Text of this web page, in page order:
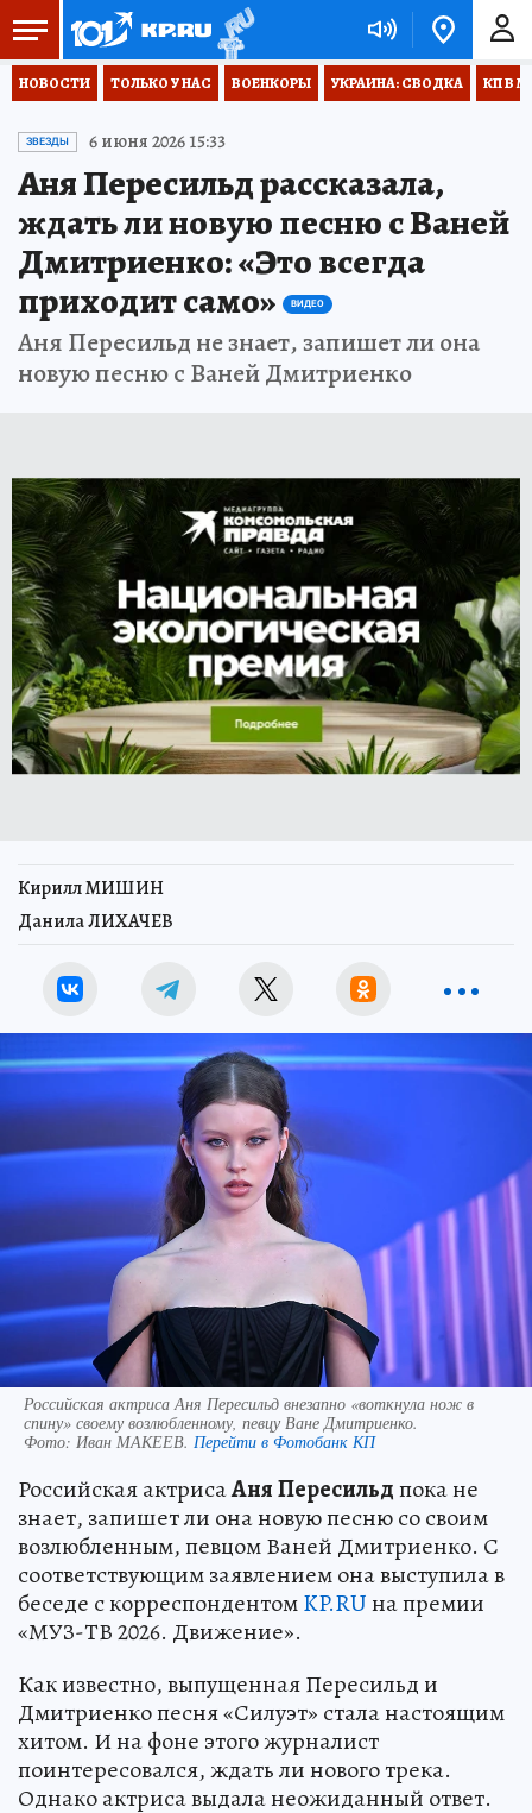
НОВОСТИ ТОЛЬКО У НАС ВОЕНКОРЫ УКРАИНА: СВОДКА КП В
ЗВЕЗДЫ 6 июня 2026 15:33
Аня Пересильд рассказала,
ждать ли новую песню с Ваней
Дмитриенко: «Это всегда
приходит само»
ВИДЕО
Аня Пересильд не знает, запишет ли она
новую песню с Ваней Дмитриенко
Кирилл МИШИН
Данила ЛИХАЧЕВ
Российская актриса Аня Пересильд внезапно «воткнула нож в
спину» своему возлюбленному, певцу Ване Дмитриенко.
Фото: Иван МАКЕЕВ. Перейти в Фотобанк КП
Российская актрисаАняПересильдпока не
знает, запишет ли она новую песню со своим
возлюбленным, певцом Ваней Дмитриенко. С
соответствующим заявлением она выступила в
беседе с корреспондентомKP.RUна премии
«МУЗ-ТВ 2026. Движение».
Как известно, выпущенная Пересильд и
Дмитриенко песня «Силуэт» стала настоящим
хитом. И на фоне этого журналист
поинтересовался, ждать ли нового трека.
Однако актриса выдала неожиданный ответ.